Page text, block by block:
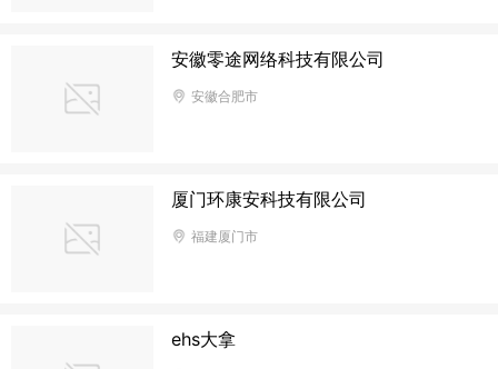
安徽零途网络科技有限公司
安徽合肥市
厦门环康安科技有限公司
福建厦门市
ehs大拿